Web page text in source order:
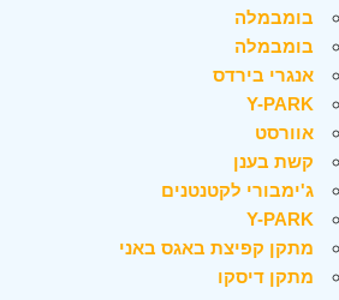
בומבמלה
בומבמלה
אנגרי בירדס
Y-PARK
אוורסט
קשת בענן
ג'ימבורי לקטנטנים
Y-PARK
מתקן קפיצת באגס באני
מתקן דיסקו